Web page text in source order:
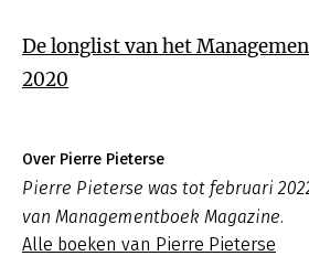
De longlist van het
2020
Over Pierre Pieterse
Pierre Pieterse was tot februari
van Managementboek Magazine.
Alle boeken van Pierre Pieterse